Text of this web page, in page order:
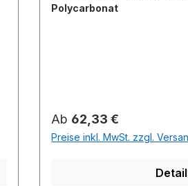
Polycarbonat
Regulärer Preis:
Ab 62,33 €
Preise inkl. MwSt. zzgl.